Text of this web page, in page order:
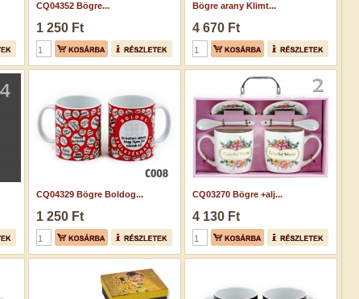
CQ04352 Bögre...
1 250 Ft
Bögre arany Klimt...
4 670 Ft
CQ04329 Bögre Boldog...
1 250 Ft
CQ03270 Bögre +alj...
4 130 Ft